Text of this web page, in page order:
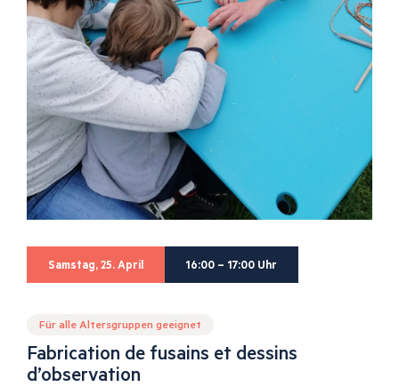
Samstag, 25. April 16:00 – 17:00 Uhr
Für alle Altersgruppen geeignet
Fabrication de fusains et dessins
d’observation